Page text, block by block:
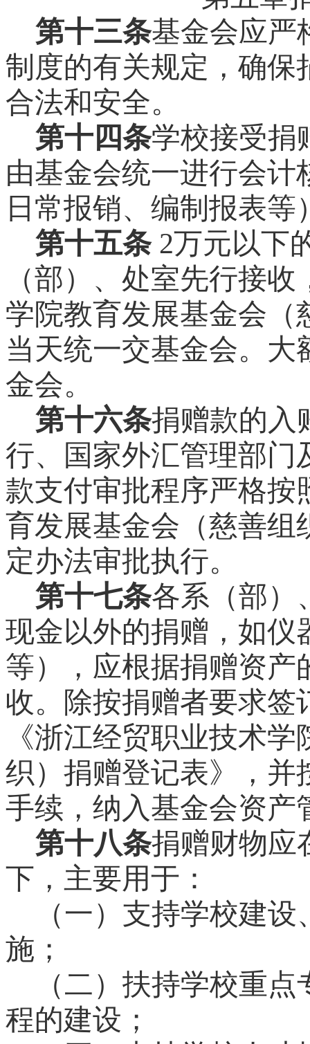
第十三条基金会应严
制度的有关规定，确保
合法和安全。
第十四条学校接受捐
由基金会统一进行会
日常报销、编制报表等
第十五条2万元以下
（部）、处室先行接
学院教育发展基金会（
当天统一交基金会。
金会。
第十六条捐赠款的入
行、国家外汇管理部门
款支付审批程序严格按
育发展基金会（慈善组
定办法审批执行。
第十七条各系（部）
现金以外的捐赠，如仪
等），应根据捐赠资产
收。除按捐赠者要求签
《浙江经贸职业技术
织）捐赠登记表》，并
手续，纳入基金会资产
第十八条捐赠财物应
下，主要用于：
（一）支持学校建
施；
（二）扶持学校重
程的建设；